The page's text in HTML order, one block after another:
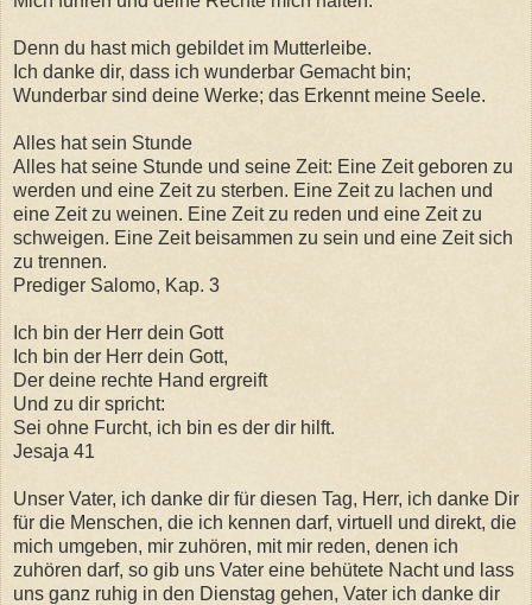
Denn du hast mich gebildet im Mutterleibe.
Ich danke dir, dass ich wunderbar Gemacht bin;
Wunderbar sind deine Werke; das Erkennt meine Seele.
Alles hat sein Stunde
Alles hat seine Stunde und seine Zeit: Eine Zeit geboren zu
werden und eine Zeit zu sterben. Eine Zeit zu lachen und
eine Zeit zu weinen. Eine Zeit zu reden und eine Zeit zu
schweigen. Eine Zeit beisammen zu sein und eine Zeit sich
zu trennen.
Prediger Salomo, Kap. 3
Ich bin der Herr dein Gott
Ich bin der Herr dein Gott,
Der deine rechte Hand ergreift
Und zu dir spricht:
Sei ohne Furcht, ich bin es der dir hilft.
Jesaja 41
Unser Vater, ich danke dir für diesen Tag, Herr, ich danke Dir
für die Menschen, die ich kennen darf, virtuell und direkt, die
mich umgeben, mir zuhören, mit mir reden, denen ich
zuhören darf, so gib uns Vater eine behütete Nacht und lass
uns ganz ruhig in den Dienstag gehen, Vater ich danke dir